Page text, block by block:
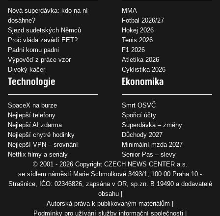
Nová superdávka: kdo na ní
dosáhne?
Sjezd sudetských Němců
Proč vláda zavádí EET?
Padni komu padni
Výpověď z práce vzor
Divoký kačer
MMA
Fotbal 2026/27
Hokej 2026
Tenis 2026
F1 2026
Atletika 2026
Cyklistika 2026
Technologie
SpaceX na burze
Nejlepší telefony
Nejlepší AI zdarma
Nejlepší chytré hodinky
Nejlepší VPN – srovnání
Netflix filmy a seriály
Ekonomika
Smrt OSVČ
Spořicí účty
Superdávka – změny
Důchody 2027
Minimální mzda 2027
Senior Pas – slevy
© 2001 - 2026 Copyright CZECH NEWS CENTER a.s.
se sídlem náměstí Marie Schmolkové 3493/1, 100 00 Praha 10 -
Strašnice, IČO: 02346826, zapsána v OR, sp.zn. B 19490 a dodavatelé
obsahu
Autorská práva k publikovaným materiálům
Podmínky pro užívání služby informační společnosti